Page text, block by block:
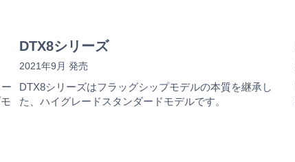
DTX8シリーズ
2021年9月 発売
DTX8シリーズはフラッグシップモデルの本質を継承し
た、ハイグレードスタンダードモデルです。